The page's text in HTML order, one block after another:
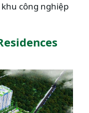
công nghiệp